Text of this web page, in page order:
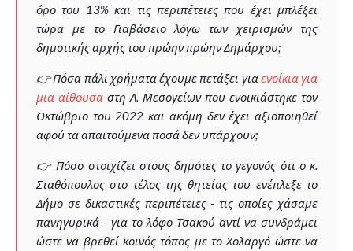
όρο του 13% και τις περιπέτειες που έχει μπλέξει
τώρα με το Γιαβάσειο λόγω των χειρισμών της
δημοτικής αρχής του πρώην πρώην Δημάρχου;
👉 Πόσα πάλι χρήματα έχουμε πετάξει γιαενοίκια για
μια αίθουσα στη Λ. Μεσογείων που ενοικιάστηκε τον
Οκτώβριο του 2022 και ακόμη δεν έχει αξιοποιηθεί
αφού τα απαιτούμενα ποσά δεν υπάρχουν;
👉 Πόσο στοιχίζει στους δημότες το γεγονός ότι ο κ.
Σταθόπουλος στο τέλος της θητείας του ενέπλεξε το
Δήμο σε δικαστικές περιπέτειες - τις οποίες χάσαμε
πανηγυρικά - για το λόφο Τσακού αντί να συνδράμει
ώστε να βρεθεί κοινός τόπος με το Χολαργό ώστε να